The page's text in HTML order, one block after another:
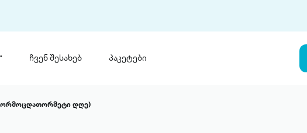
„საბა“
ჩვენ შესახებ პაკეტები
ორმოცდათორმეტი დღე)